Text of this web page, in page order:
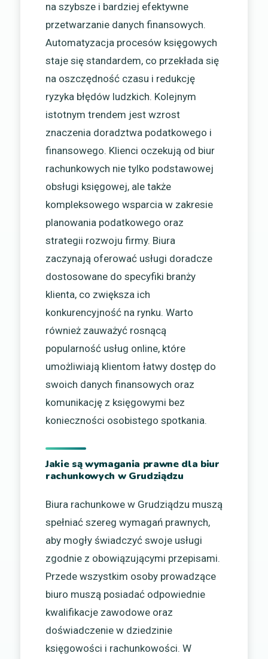
na szybsze i bardziej efektywne
przetwarzanie danych finansowych.
Automatyzacja procesów księgowych
staje się standardem, co przekłada się
na oszczędność czasu i redukcję
ryzyka błędów ludzkich. Kolejnym
istotnym trendem jest wzrost
znaczenia doradztwa podatkowego i
finansowego. Klienci oczekują od biur
rachunkowych nie tylko podstawowej
obsługi księgowej, ale także
kompleksowego wsparcia w zakresie
planowania podatkowego oraz
strategii rozwoju firmy. Biura
zaczynają oferować usługi doradcze
dostosowane do specyfiki branży
klienta, co zwiększa ich
konkurencyjność na rynku. Warto
również zauważyć rosnącą
popularność usług online, które
umożliwiają klientom łatwy dostęp do
swoich danych finansowych oraz
komunikację z księgowymi bez
konieczności osobistego spotkania.
Jakie są wymagania prawne dla biur
rachunkowych w Grudziądzu
Biura rachunkowe w Grudziądzu muszą
spełniać szereg wymagań prawnych,
aby mogły świadczyć swoje usługi
zgodnie z obowiązującymi przepisami.
Przede wszystkim osoby prowadzące
biuro muszą posiadać odpowiednie
kwalifikacje zawodowe oraz
doświadczenie w dziedzinie
księgowości i rachunkowości. W